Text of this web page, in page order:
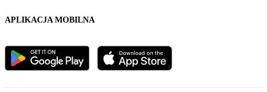
APLIKACJA MOBILNA